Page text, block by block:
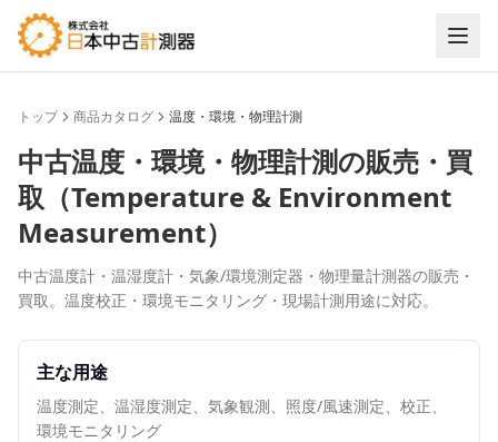
トップ 商品カタログ 温度・環境・物理計測
中古温度・環境・物理計測の販売・買
取（Temperature & Environment
Measurement）
中古温度計・温湿度計・気象/環境測定器・物理量計測器の販売・
買取。温度校正・環境モニタリング・現場計測用途に対応。
主な用途
温度測定、温湿度測定、気象観測、照度/風速測定、校正、
環境モニタリング